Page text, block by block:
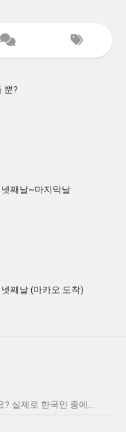
뿐?
넷째날~마지막날
째날 (마카오 도착)
? 실제로 한국인 중에...